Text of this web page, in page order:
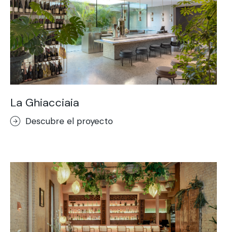
La Ghiacciaia
Descubre el proyecto